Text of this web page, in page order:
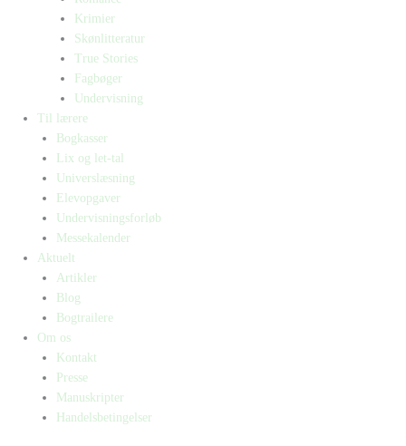
Krimier
Skønlitteratur
True Stories
Fagbøger
Undervisning
Til lærere
Bogkasser
Lix og let-tal
Universlæsning
Elevopgaver
Undervisningsforløb
Messekalender
Aktuelt
Artikler
Blog
Bogtrailere
Om os
Kontakt
Presse
Manuskripter
Handelsbetingelser